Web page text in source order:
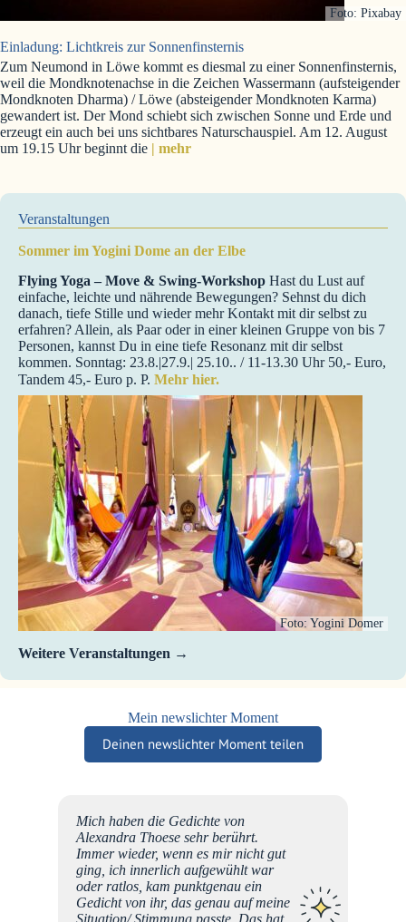
Foto: Pixabay
Einladung: Lichtkreis zur Sonnenfinsternis
Zum Neumond in Löwe kommt es diesmal zu einer Sonnenfinsternis,
weil die Mondknotenachse in die Zeichen Wassermann (aufsteigender
Mondknoten Dharma) / Löwe (absteigender Mondknoten Karma)
gewandert ist. Der Mond schiebt sich zwischen Sonne und Erde und
erzeugt ein auch bei uns sichtbares Naturschauspiel. Am 12. August
um 19.15 Uhr beginnt die | mehr
Veranstaltungen
Sommer im Yogini Dome an der Elbe
Flying Yoga – Move & Swing-Workshop Hast du Lust auf
einfache, leichte und nährende Bewegungen? Sehnst du dich
danach, tiefe Stille und wieder mehr Kontakt mit dir selbst zu
erfahren? Allein, als Paar oder in einer kleinen Gruppe von bis 7
Personen, kannst Du in eine tiefe Resonanz mit dir selbst
kommen. Sonntag: 23.8.|27.9.| 25.10.. / 11-13.30 Uhr 50,- Euro,
Tandem 45,- Euro p. P. Mehr hier.
Foto: Yogini Domer
Weitere Veranstaltungen
Mein newslichter Moment
Deinen newslichter Moment teilen
Mich haben die Gedichte von
Alexandra Thoese sehr berührt.
Immer wieder, wenn es mir nicht gut
ging, ich innerlich aufgewühlt war
oder ratlos, kam punktgenau ein
Gedicht von ihr, das genau auf meine